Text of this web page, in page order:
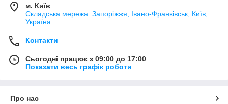
м. Київ
Складська мережа: Запоріжжя, Івано-Франківськ, Київ,
Україна
Контакти
Сьогодні працює з 09:00 до 17:00
Показати весь графік роботи
Про нас